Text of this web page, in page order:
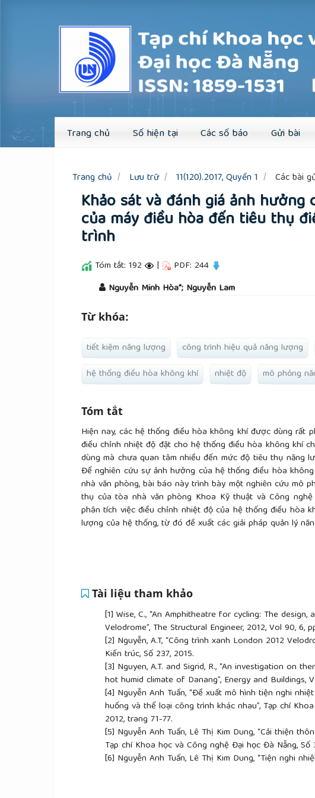
Trang chủ Số hiện tại Các số báo Gửi bài
Trang chủ Lưu trữ 11(120).2017, Quyển 1 Các bài
Khảo sát và đánh giá ảnh
của máy điều hòa đến tiêu thụ
trình
Tóm tắt: 192 | PDF: 244
Nguyễn Minh Hòa*; Nguyễn Lam
Từ khóa:
tiết kiệm năng lượng công trình hiệu quả năng lượng
hệ thống điều hòa không khí
nhiệt độ mô phỏng
Tóm tắt
Hiện nay, các hệ thống điều hòa không khí được dùng rất
điều chỉnh nhiệt độ đặt cho hệ thống điều hòa không khí
dùng mà chưa quan tâm nhiều đến mức độ tiêu thụ năng
Để nghiên cứu sự ảnh hưởng của hệ thống điều hòa
nhà văn phòng, bài báo này trình bày một nghiên cứu mô
thụ của tòa nhà văn phòng Khoa Kỹ thuật và Công
phân tích việc điều chỉnh nhiệt độ của hệ thống điều hòa
lượng của hệ thống, từ đó đề xuất các giải pháp quản lý
Tài liệu tham khảo
[1] Wise, C., “An Amphitheatre for cycling: The
Velodrome”, The Structural Engineer, 2012, Vol 90, 6,
[2] Nguyễn, A.T, “Công trình xanh London 2012
Kiến trúc, Số 237, 2015.
[3] Nguyen, A.T. and Sigrid, R., “An investigation on
hot humid climate of Danang”, Energy and Buildings,
[4] Nguyễn Anh Tuấn, “Đề xuất mô hình tiện nghi
huống và thể loại công trình khác nhau”, Tạp chí
2012, trang 71-77.
[5] Nguyễn Anh Tuấn, Lê Thị Kim Dung, “Cải thiện
Tạp chí Khoa học và Công nghệ Đại học Đà Nẵng, Số
[6] Nguyễn Anh Tuấn, Lê Thị Kim Dung, “Tiện nghi
H. T. R. Hansen và M. A. Knudstrup, The